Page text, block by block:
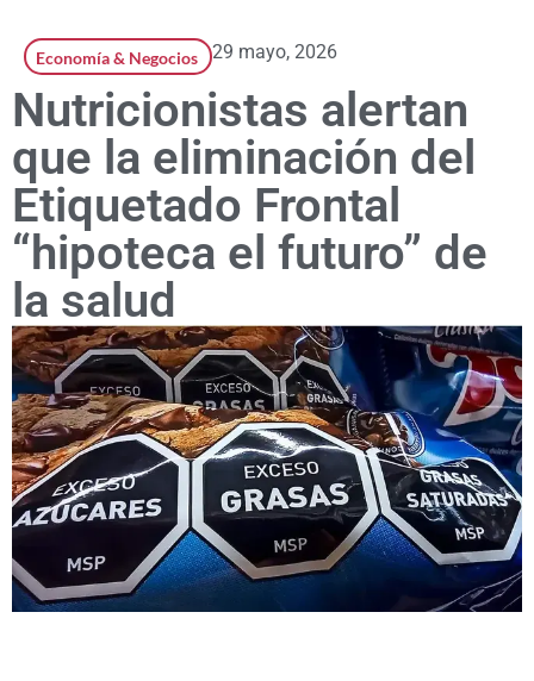
Economía & Negocios 29 mayo, 2026
Nutricionistas alertan
que la eliminación del
Etiquetado Frontal
“hipoteca el futuro” de
la salud